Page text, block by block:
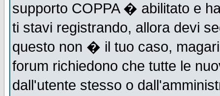
supporto COPPA � abilitato e
ti stavi registrando, allora devi
questo non � il tuo caso,
forum richiedono che tutte le
dall'utente stesso o